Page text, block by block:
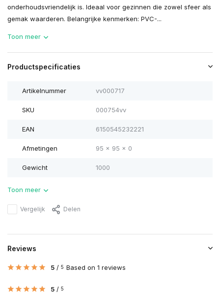
onderhoudsvriendelijk is. Ideaal voor gezinnen die zowel sfeer als
gemak waarderen. Belangrijke kenmerken: PVC-...
Toon meer
Productspecificaties
Artikelnummer vv000717
SKU 000754vv
EAN 6150545232221
Afmetingen 95 x 95 x 0
Gewicht 1000
Toon meer
Vergelijk Delen
Reviews
5 / 5 Based on 1 reviews
5 / 5